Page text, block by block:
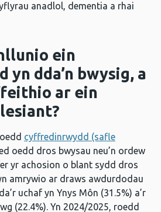
anadlol, dementia a rhai
ein
yn dda’n bwysig, a
ar ein
cyffredinrwydd (safle
oedd dros bwysau neu’n ordew
yr achosion o blant sydd dros
amrywio ar draws awdurdodau
uchaf yn Ynys Môn (31.5%) a’r
(22.4%). Yn 2024/2025, roedd